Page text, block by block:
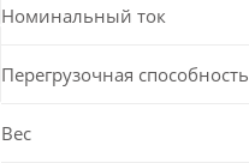
Номинальный ток
Перегрузочная способность
Вес